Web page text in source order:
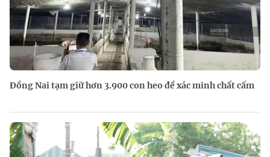
Đồng Nai tạm giữ hơn 3.900 con heo để xác minh chất cấm